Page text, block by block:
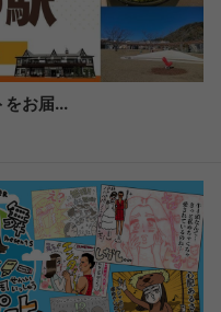
をお届...